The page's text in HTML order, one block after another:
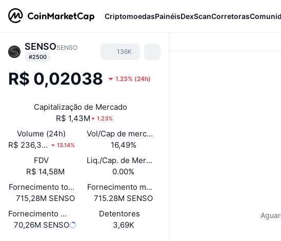
CriptomoedasPainéisDexScanCorretoras
SENSOSENSO
#2500
136K
R$ 0,02038 1.23% (24h)
Capitalização de Mercado
R$ 1,43M
1.23%
Volume (24h)
R$ 236,31K
13.14%
Vol/Cap de mercado (24h)
16,49%
FDV
R$ 14,58M
Liq./Cap. de Mercado
0.00%
Fornecimento total
715,28M SENSO
Fornecimento máximo
715.28M SENSO
Fornecimento em circulação
70,26M SENSO
Detentores
3,69K